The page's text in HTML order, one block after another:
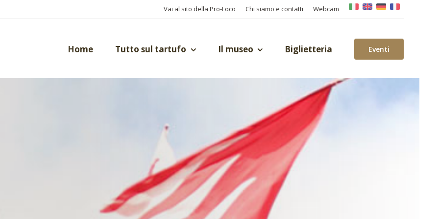
Vai al sito della Pro-Loco Chi siamo e contatti Webcam
Home Tutto sul tartufo Il museo Biglietteria Eventi